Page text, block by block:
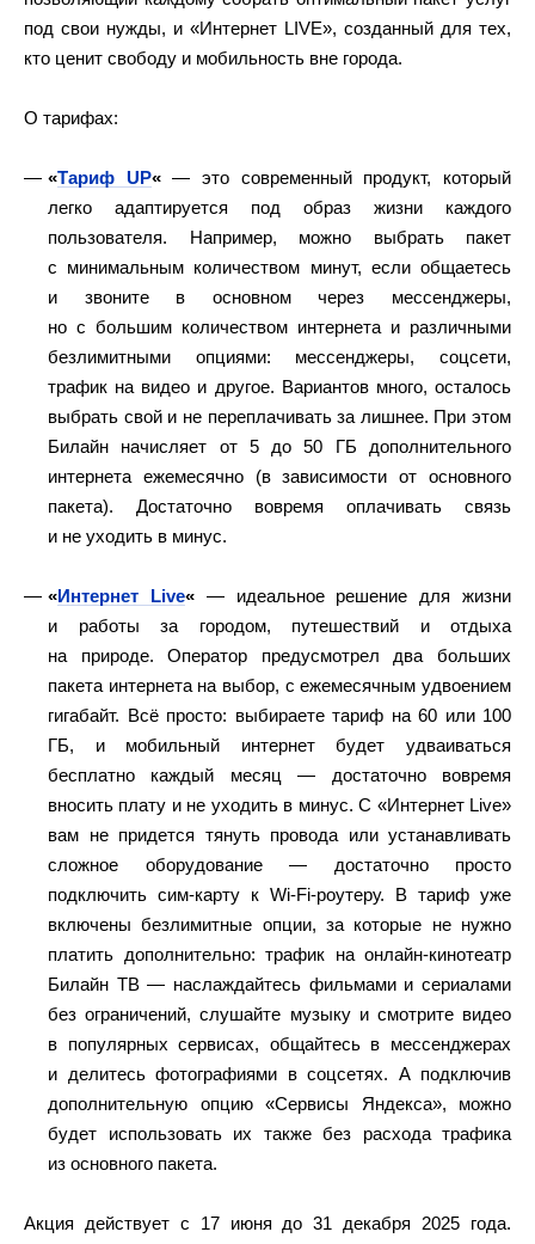
под свои нужды, и «Интернет LIVE», созданный для тех,
кто ценит свободу и мобильность вне города.
О тарифах:
«Тариф UP« — это современный продукт, который
легко адаптируется под образ жизни каждого
пользователя. Например, можно выбрать пакет
с минимальным количеством минут, если общаетесь
и звоните в основном через мессенджеры,
но с большим количеством интернета и различными
безлимитными опциями: мессенджеры, соцсети,
трафик на видео и другое. Вариантов много, осталось
выбрать свой и не переплачивать за лишнее. При этом
Билайн начисляет от 5 до 50 ГБ дополнительного
интернета ежемесячно (в зависимости от основного
пакета). Достаточно вовремя оплачивать связь
и не уходить в минус.
«Интернет Live« — идеальное решение для жизни
и работы за городом, путешествий и отдыха
на природе. Оператор предусмотрел два больших
пакета интернета на выбор, с ежемесячным удвоением
гигабайт. Всё просто: выбираете тариф на 60 или 100
ГБ, и мобильный интернет будет удваиваться
бесплатно каждый месяц — достаточно вовремя
вносить плату и не уходить в минус. С «Интернет Live»
вам не придется тянуть провода или устанавливать
сложное оборудование — достаточно просто
подключить сим-карту к Wi-Fi-роутеру. В тариф уже
включены безлимитные опции, за которые не нужно
платить дополнительно: трафик на онлайн-кинотеатр
Билайн ТВ — наслаждайтесь фильмами и сериалами
без ограничений, слушайте музыку и смотрите видео
в популярных сервисах, общайтесь в мессенджерах
и делитесь фотографиями в соцсетях. А подключив
дополнительную опцию «Сервисы Яндекса», можно
будет использовать их также без расхода трафика
из основного пакета.
Акция действует с 17 июня до 31 декабря 2025 года.